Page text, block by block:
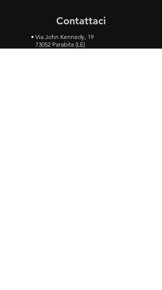
Contattaci
• Via John Kennedy, 19
73052 Parabita (LE)